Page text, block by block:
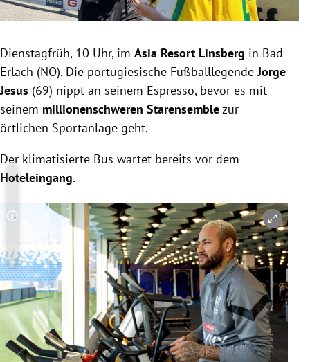
Untermenü
Untermenü
Dienstagfrüh, 10 Uhr, im Asia Resort Linsberg in Bad
Erlach (NÖ). Die portugiesische FußballlegendeJorge
Jesus (69) nippt an seinem Espresso, bevor es mit
seinem millionenschweren Starensemblezur
örtlichen Sportanlage geht.
Der klimatisierte Bus wartet bereits vor dem
Hoteleingang.
Copyright-Hinweis öffnen/schließen